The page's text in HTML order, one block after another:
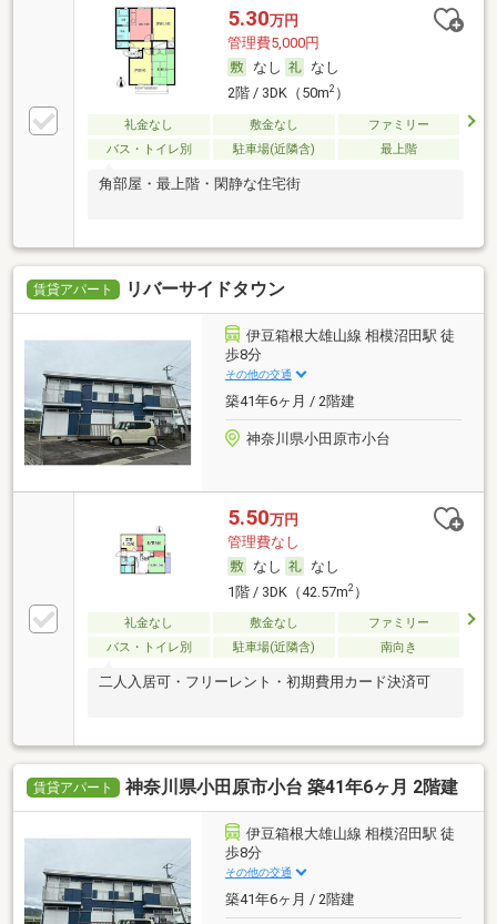
5.30万円
管理費5,000円
なし
なし
2階 / 3DK（50m2）
礼金なし 敷金なし
ファミリー
バス・トイレ別
駐車場(近隣含) 最上階
角部屋・最上階・閑静な住宅街
賃貸アパート リバーサイドタウン
伊豆箱根大雄山線 相模沼田駅 徒
歩8分
その他の交通
築41年6ヶ月 / 2階建
神奈川県小田原市小台
5.50万円
管理費なし
なし
なし
1階 / 3DK（42.57m2）
礼金なし 敷金なし
ファミリー
バス・トイレ別
駐車場(近隣含) 南向き
二人入居可・フリーレント・初期費用カード決済可
賃貸アパート 神奈川県小田原市小台 築41年6ヶ月 2階建
伊豆箱根大雄山線 相模沼田駅 徒
歩8分
その他の交通
築41年6ヶ月 / 2階建